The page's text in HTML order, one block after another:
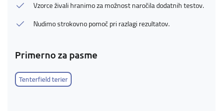
Vzorce živali hranimo za možnost naročila dodatnih testov.
Nudimo strokovno pomoč pri razlagi rezultatov.
Primerno za pasme
Tenterfield terier